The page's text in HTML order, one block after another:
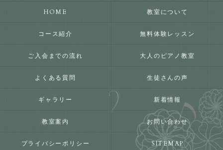
HOME 教室について
コース紹介 無料体験レッスン
ご入会までの流れ 大人のピアノ教室
よくある質問 生徒さんの声
ギャラリー 新着情報
教室案内 お問い合わせ
プライバシーポリシー SITEMAP